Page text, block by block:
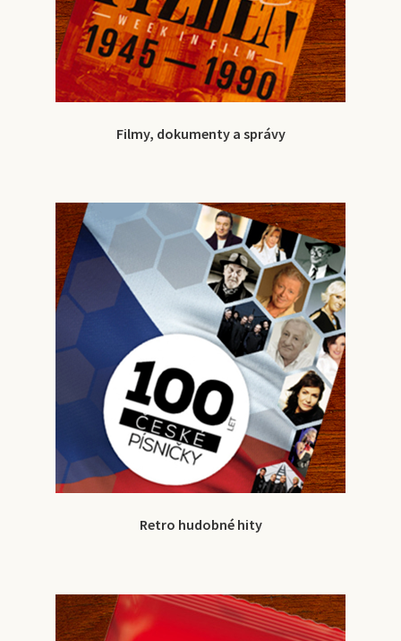
Filmy, dokumenty a správy
Retro hudobné hity